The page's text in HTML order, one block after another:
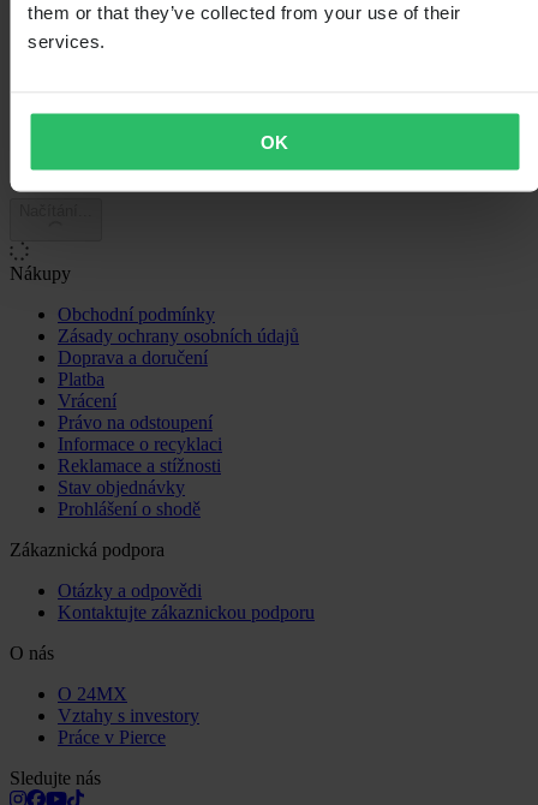
them or that they’ve collected from your use of their
services.
OK
2
1
Nákupy
Obchodní podmínky
Zásady ochrany osobních údajů
Doprava a doručení
Platba
Vrácení
Právo na odstoupení
Informace o recyklaci
Reklamace a stížnosti
Stav objednávky
Prohlášení o shodě
Zákaznická podpora
Otázky a odpovědi
Kontaktujte zákaznickou podporu
O nás
O 24MX
Vztahy s investory
Práce v Pierce
Sledujte nás